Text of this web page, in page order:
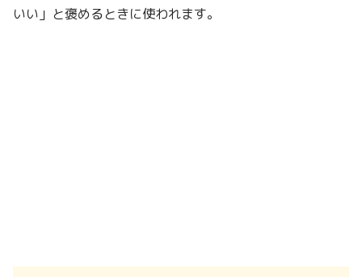
いい」と褒めるときに使われます。